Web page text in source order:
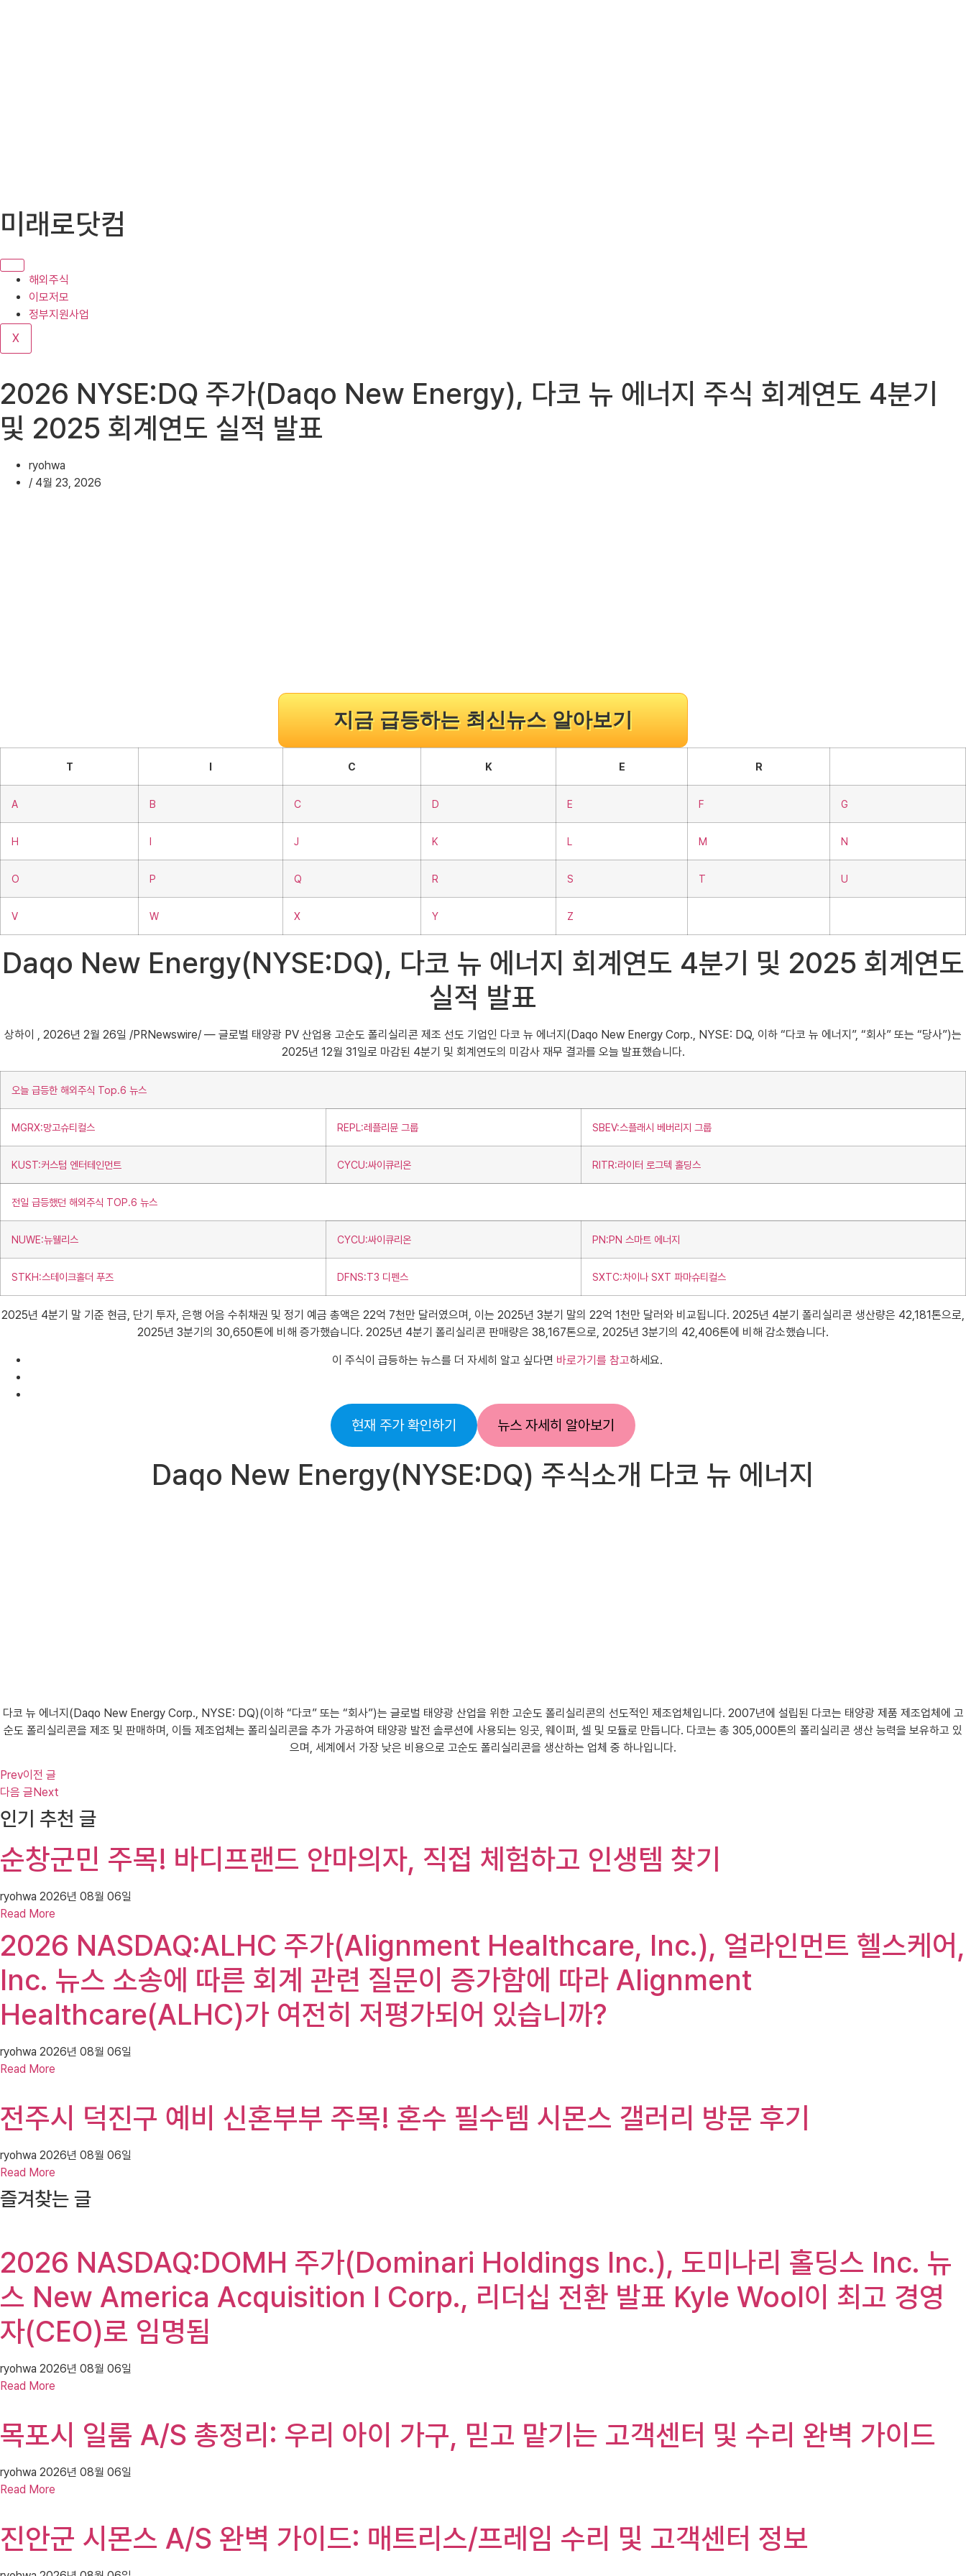
텐
로
기
미래로닷컴
해외주식
이모저모
정부지원사업
X
2026 NYSE:DQ 주가(Daqo New Energy), 다코 뉴 에너지 주식 회계연도 4분기
및 2025 회계연도 실적 발표
ryohwa
/ 4월 23, 2026
지금 급등하는 최신뉴스 알아보기
T I C K E R
A B C D E F G
H I J K L M N
O P Q R S T U
V W X Y Z
Daqo New Energy(NYSE:DQ), 다코 뉴 에너지 회계연도 4분기 및 2025 회계연도
실적 발표
상하이 , 2026년 2월 26일 /PRNewswire/ — 글로벌 태양광 PV 산업용 고순도 폴리실리콘 제조 선도 기업인 다코 뉴 에너지(Daqo New Energy Corp., NYSE: DQ, 이하 “다코 뉴 에너지”, “회사” 또는 “당사”)는
2025년 12월 31일로 마감된 4분기 및 회계연도의 미감사 재무 결과를 오늘 발표했습니다.
오늘 급등한 해외주식 Top.6 뉴스
MGRX:망고슈티컬스 REPL:레플리뮨 그룹 SBEV:스플래시 베버리지 그룹
KUST:커스텀 엔터테인먼트 CYCU:싸이큐리온 RITR:라이터 로그텍 홀딩스
전일 급등했던 해외주식 TOP.6 뉴스
NUWE:뉴웰리스 CYCU:싸이큐리온 PN:PN 스마트 에너지
STKH:스테이크홀더 푸즈 DFNS:T3 디펜스 SXTC:차이나 SXT 파마슈티컬스
2025년 4분기 말 기준 현금, 단기 투자, 은행 어음 수취채권 및 정기 예금 총액은 22억 7천만 달러였으며, 이는 2025년 3분기 말의 22억 1천만 달러와 비교됩니다. 2025년 4분기 폴리실리콘 생산량은 42,181톤으로,
2025년 3분기의 30,650톤에 비해 증가했습니다. 2025년 4분기 폴리실리콘 판매량은 38,167톤으로, 2025년 3분기의 42,406톤에 비해 감소했습니다.
이 주식이 급등하는 뉴스를 더 자세히 알고 싶다면 바로가기를 참고하세요.
현재 주가 확인하기 뉴스 자세히 알아보기
Daqo New Energy(NYSE:DQ) 주식소개 다코 뉴 에너지
다코 뉴 에너지(Daqo New Energy Corp., NYSE: DQ)(이하 “다코” 또는 “회사”)는 글로벌 태양광 산업을 위한 고순도 폴리실리콘의 선도적인 제조업체입니다. 2007년에 설립된 다코는 태양광 제품 제조업체에 고
순도 폴리실리콘을 제조 및 판매하며, 이들 제조업체는 폴리실리콘을 추가 가공하여 태양광 발전 솔루션에 사용되는 잉곳, 웨이퍼, 셀 및 모듈로 만듭니다. 다코는 총 305,000톤의 폴리실리콘 생산 능력을 보유하고 있
으며, 세계에서 가장 낮은 비용으로 고순도 폴리실리콘을 생산하는 업체 중 하나입니다.
Prev이전 글
다음 글 Next
인기 추천 글
순창군민 주목! 바디프랜드 안마의자, 직접 체험하고 인생템 찾기
ryohwa 2026년 08월 06일
Read More
2026 NASDAQ:ALHC 주가(Alignment Healthcare, Inc.), 얼라인먼트 헬스케어,
Inc. 뉴스 소송에 따른 회계 관련 질문이 증가함에 따라 Alignment
Healthcare(ALHC)가 여전히 저평가되어 있습니까?
ryohwa 2026년 08월 06일
Read More
전주시 덕진구 예비 신혼부부 주목! 혼수 필수템 시몬스 갤러리 방문 후기
ryohwa 2026년 08월 06일
Read More
즐겨찾는 글
2026 NASDAQ:DOMH 주가(Dominari Holdings Inc.), 도미나리 홀딩스 Inc. 뉴
스 New America Acquisition I Corp., 리더십 전환 발표 Kyle Wool이 최고 경영
자(CEO)로 임명됨
ryohwa 2026년 08월 06일
Read More
목포시 일룸 A/S 총정리: 우리 아이 가구, 믿고 맡기는 고객센터 및 수리 완벽 가이드
ryohwa 2026년 08월 06일
Read More
진안군 시몬스 A/S 완벽 가이드: 매트리스/프레임 수리 및 고객센터 정보